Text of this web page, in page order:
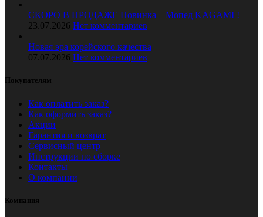
СКОРО В ПРОДАЖЕ Новинка – Мопед KAGAMI !
23.07.2026 Нет комментариев
Новая эра корейского качества
07.07.2026 Нет комментариев
Покупателям
Как оплатить заказ?
Как оформить заказ?
Акции
Гарантия и возврат
Сервисный центр
Инструкции по сборке
Контакты
О компании
Компания